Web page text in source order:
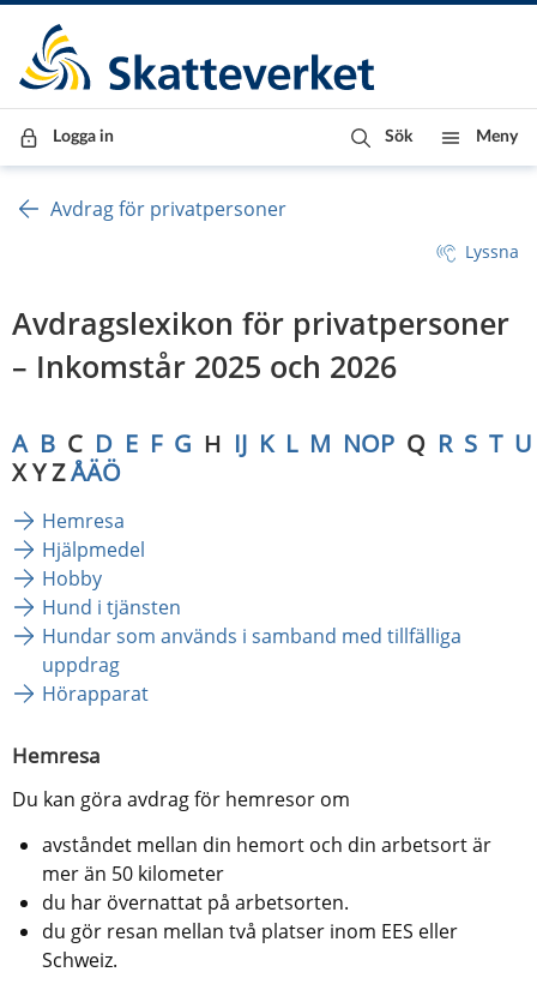
Till innehåll
Till navigationen
Till chattrobot
Logga in Sök Meny
Avdrag för privatpersoner
Lyssna
Avdragslexikon för privatpersoner
– Inkomstår 2025 och 2026
A B C D E F G H IJ K L M NOP Q R S T U
X Y Z ÅÄÖ
Hemresa
Hjälpmedel
Hobby
Hund i tjänsten
Hundar som används i samband med tillfälliga
uppdrag
Hörapparat
Hemresa
Du kan göra avdrag för hemresor om
avståndet mellan din hemort och din arbetsort är
mer än 50 kilometer
du har övernattat på arbetsorten.
du gör resan mellan två platser inom EES eller
Schweiz.